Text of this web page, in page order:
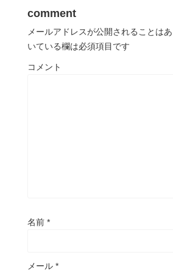
comment
メールアドレスが公開されることはあ
いている欄は必須項目です
コメント
名前 *
メール *